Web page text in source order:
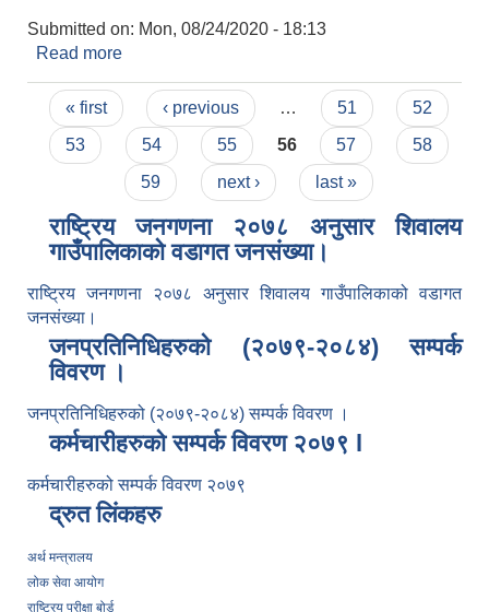
Submitted on: Mon, 08/24/2020 - 18:13
Read more
Pages
« first ‹ previous … 51
52
53
54 55 56 57
58
59
next › last »
राष्ट्रिय जनगणना २०७८ अनुसार शिवालय
गाउँपालिकाको वडागत जनसंख्या।
राष्ट्रिय जनगणना २०७८ अनुसार शिवालय गाउँपालिकाको वडागत
जनसंख्या।
जनप्रतिनिधिहरुको (२०७९-२०८४) सम्पर्क
विवरण ।
जनप्रतिनिधिहरुको (२०७९-२०८४) सम्पर्क विवरण ।
कर्मचारीहरुको सम्पर्क विवरण २०७९ l
कर्मचारीहरुको सम्पर्क विवरण २०७९
द्रुत लिंकहरु
अर्थ मन्त्रालय
लोक सेवा आयोग
राष्ट्रिय परीक्षा बोर्ड